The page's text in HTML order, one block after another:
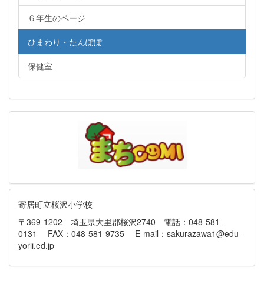
６年生のページ
ひまわり・たんぽぽ
保健室
寄居町立桜沢小学校
〒369-1202 埼玉県大里郡桜沢2740 電話：048-581-
0131 FAX：048-581-9735 E-mail：sakurazawa1@edu-
yorii.ed.jp